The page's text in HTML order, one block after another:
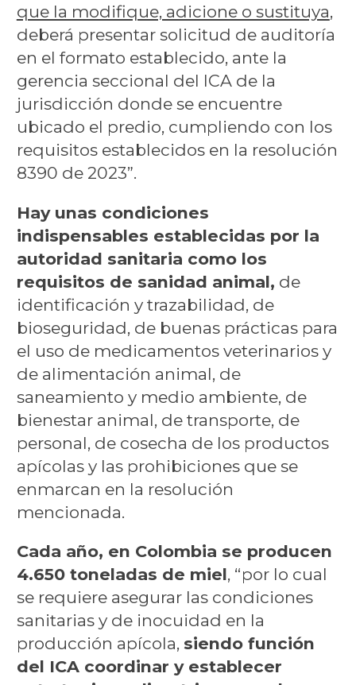
que la modifique, adicione o sustituya,
deberá presentar solicitud de auditoría
en el formato establecido, ante la
gerencia seccional del ICA de la
jurisdicción donde se encuentre
ubicado el predio, cumpliendo con los
requisitos establecidos en la resolución
8390 de 2023”.
Hay unas condiciones
indispensables establecidas por la
autoridad sanitaria como los
requisitos de sanidad animal, de
identificación y trazabilidad, de
bioseguridad, de buenas prácticas para
el uso de medicamentos veterinarios y
de alimentación animal, de
saneamiento y medio ambiente, de
bienestar animal, de transporte, de
personal, de cosecha de los productos
apícolas y las prohibiciones que se
enmarcan en la resolución
mencionada.
Cada año, en Colombia se producen
4.650 toneladas de miel, “por lo cual
se requiere asegurar las condiciones
sanitarias y de inocuidad en la
producción apícola, siendo función
del ICA coordinar y establecer